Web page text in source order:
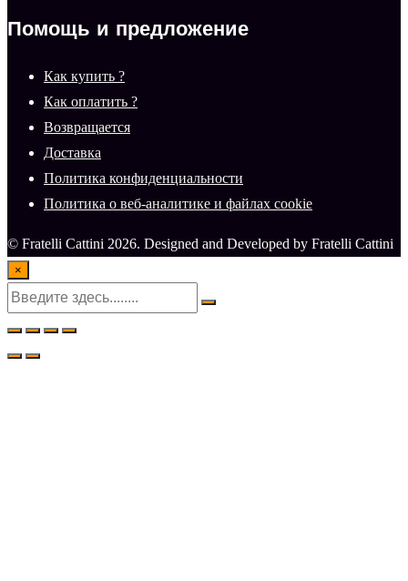
Помощь и предложение
Как купить ?
Как оплатить ?
Возвращается
Доставка
Политика конфиденциальности
Политика о веб-аналитике и файлах cookie
© Fratelli Cattini 2026. Designed and Developed by Fratelli Cattini
×